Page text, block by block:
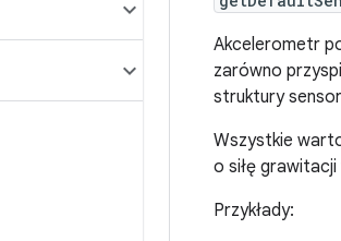
Akcelerometr
zarówno
struktury
Wszystkie
o siłę grawitacji
Przykłady: